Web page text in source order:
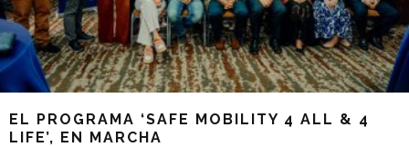
EL PROGRAMA ‘SAFE MOBILITY 4 ALL & 4
LIFE’, EN MARCHA